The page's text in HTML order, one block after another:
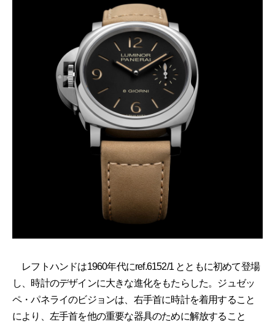
レフトハンドは1960年代にref.6152/1 とともに初めて登場
し、時計のデザインに大きな進化をもたらした。ジュゼッ
ペ・パネライのビジョンは、右手首に時計を着用すること
により、左手首を他の重要な器具のために解放すること